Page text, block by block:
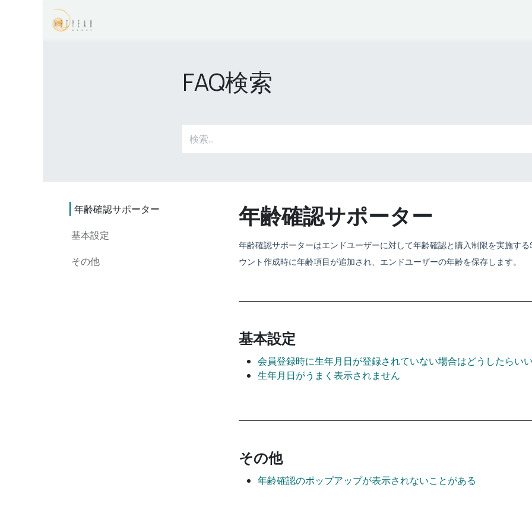
コンテンツへスキップ
FAQ検索
年齢確認サポーター
基本設定​
その他​
年齢確認サポーター
年齢確認サポーターはエンドユーザーに対して年齢確認と購入制限を実施す
ウント作成時に年齢項目が追加され、エンドユーザーの年齢を保存します。
基本設定​
会員登録時に生年月日が登録されていない場合はどうしたらい
生年月日がうまく表示されません
その他​
​年齢確認のポップアップが表示されないことがある